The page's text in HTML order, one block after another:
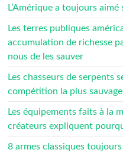
L’Amérique a toujours
Les terres publiques
accumulation de richesse
nous de les sauver
Les chasseurs de serpents
compétition la plus
Les équipements faits à la
créateurs expliquent
8 armes classiques